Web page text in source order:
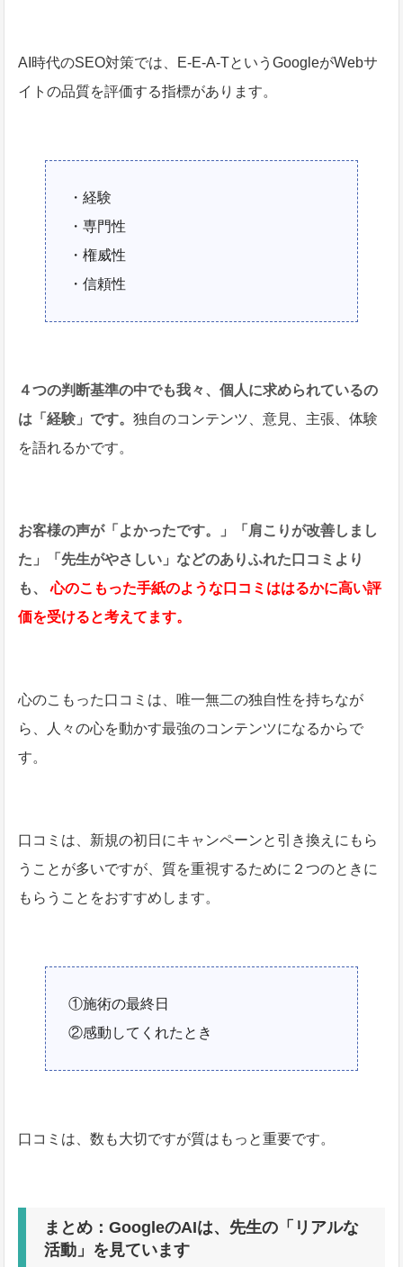
AI時代のSEO対策では、E-E-A-TというGoogleがWebサ
イトの品質を評価する指標があります。
・経験
・専門性
・権威性
・信頼性
４つの判断基準の中でも我々、個人に求められているの
は「経験」です。独自のコンテンツ、意見、主張、体験
を語れるかです。
お客様の声が「よかったです。」「肩こりが改善しまし
た」「先生がやさしい」などのありふれた口コミより
も、
心のこもった手紙のような口コミははるかに高い評
価を受けると考えてます。
心のこもった口コミは、唯一無二の独自性を持ちなが
ら、人々の心を動かす最強のコンテンツになるからで
す。
口コミは、新規の初日にキャンペーンと引き換えにもら
うことが多いですが、質を重視するために２つのときに
もらうことをおすすめします。
①施術の最終日
②感動してくれたとき
口コミは、数も大切ですが質はもっと重要です。
まとめ：GoogleのAIは、先生の「リアルな
活動」を見ています